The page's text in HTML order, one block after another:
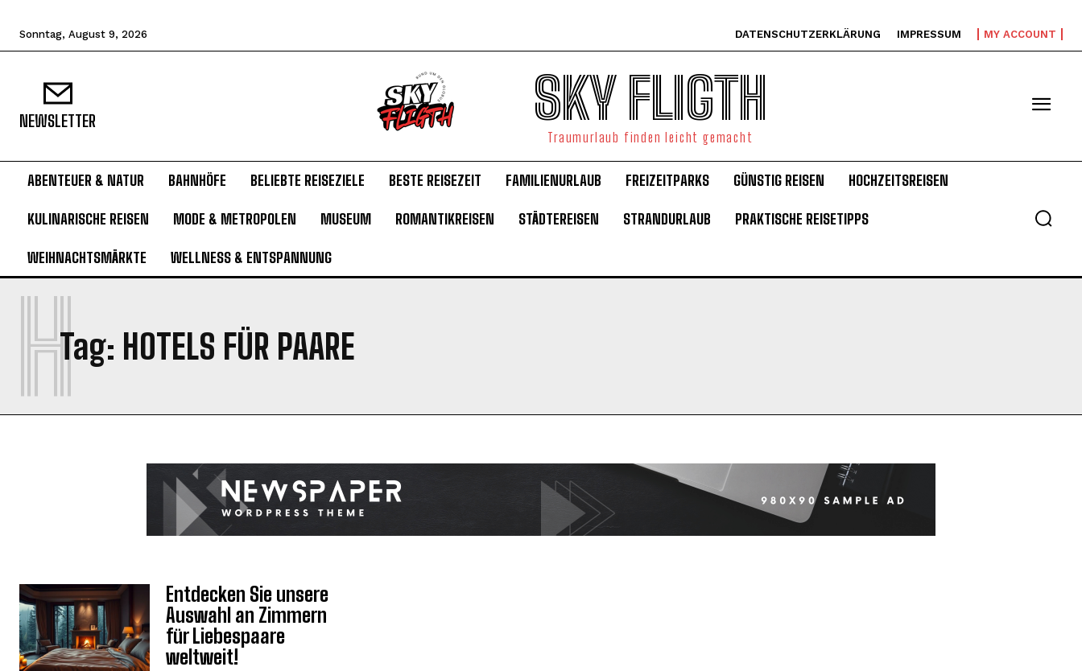
I WANT IN
I've read and accept thePrivacy Policy.
Sonntag, August 9, 2026 DATENSCHUTZERKLÄRUNG IMPRESSUM MY ACCOUNT
NEWSLETTER SKY FLIGTH
Traumurlaub finden leicht gemacht
ABENTEUER & NATUR BAHNHÖFE BELIEBTE REISEZIELE BESTE REISEZEIT FAMILIENURLAUB FREIZEITPARKS GÜNSTIG REISEN HOCHZEITSREISEN
KULINARISCHE REISEN MODE & METROPOLEN MUSEUM ROMANTIKREISEN STÄDTEREISEN STRANDURLAUB PRAKTISCHE REISETIPPS
WEIHNACHTSMÄRKTE WELLNESS & ENTSPANNUNG
Tag: HOTELS FÜR PAARE
H
Entdecken Sie unsere
Auswahl an Zimmern
für Liebespaare
weltweit!